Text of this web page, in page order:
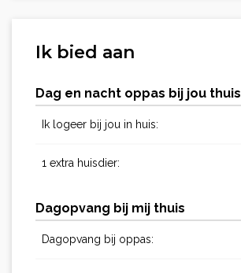
Ik bied aan
Dag en nacht oppas bij jou thuis
Ik logeer bij jou in huis:
1 extra huisdier:
Dagopvang bij mij thuis
Dagopvang bij oppas: